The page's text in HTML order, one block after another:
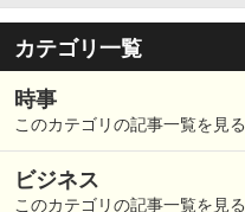
カテゴリ一覧
時事
このカテゴリの記事一覧を見る
ビジネス
このカテゴリの記事一覧を見る